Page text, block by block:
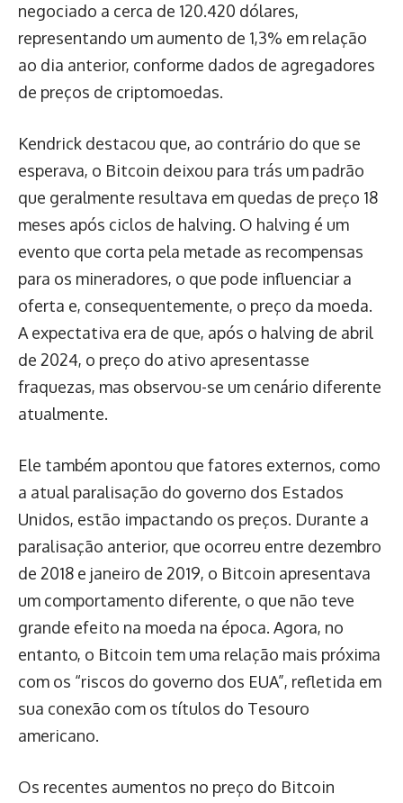
negociado a cerca de 120.420 dólares,
representando um aumento de 1,3% em relação
ao dia anterior, conforme dados de agregadores
de preços de criptomoedas.
Kendrick destacou que, ao contrário do que se
esperava, o Bitcoin deixou para trás um padrão
que geralmente resultava em quedas de preço 18
meses após ciclos de halving. O halving é um
evento que corta pela metade as recompensas
para os mineradores, o que pode influenciar a
oferta e, consequentemente, o preço da moeda.
A expectativa era de que, após o halving de abril
de 2024, o preço do ativo apresentasse
fraquezas, mas observou-se um cenário diferente
atualmente.
Ele também apontou que fatores externos, como
a atual paralisação do governo dos Estados
Unidos, estão impactando os preços. Durante a
paralisação anterior, que ocorreu entre dezembro
de 2018 e janeiro de 2019, o Bitcoin apresentava
um comportamento diferente, o que não teve
grande efeito na moeda na época. Agora, no
entanto, o Bitcoin tem uma relação mais próxima
com os “riscos do governo dos EUA”, refletida em
sua conexão com os títulos do Tesouro
americano.
Os recentes aumentos no preço do Bitcoin